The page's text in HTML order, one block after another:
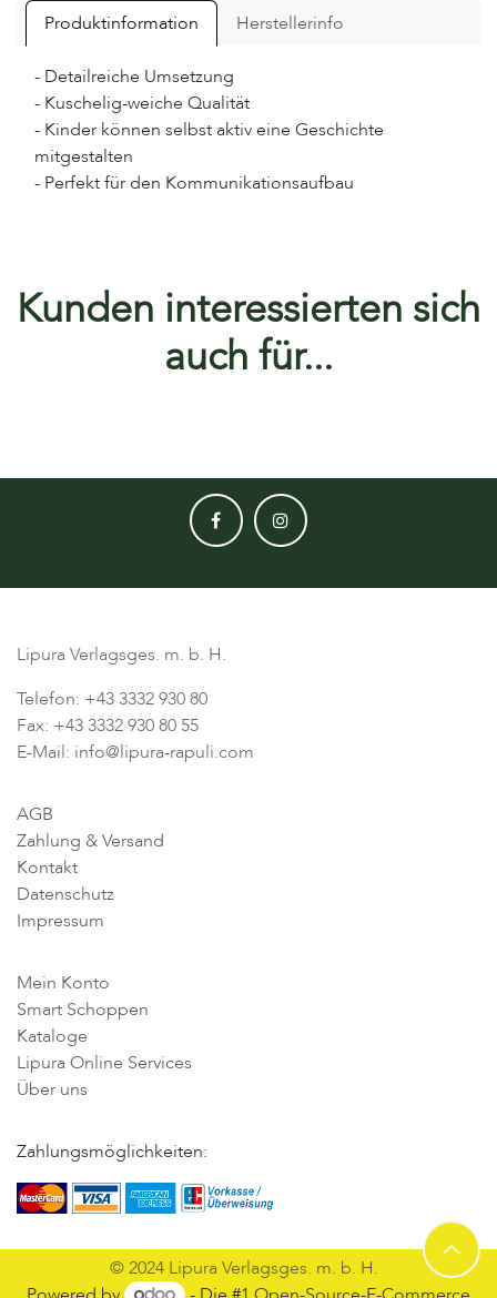
Produktinformation Herstellerinfo
- Detailreiche Umsetzung
- Kuschelig-weiche Qualität
- Kinder können selbst aktiv eine Geschichte
mitgestalten
- Perfekt für den Kommunikationsaufbau
Kunden interessierten sich
auch für...
Lipura Verlagsges. m. b. H.
Telefon: +43 3332 930 80
Fax: +43 3332 930 80 55
E-Mail: info@lipura-rapuli.com
AGB
Zahlung & Versand
Kontakt
Datenschutz
Impressum
Mein Konto
Smart Schoppen
Kataloge
Lipura Online Services
Über uns
Zahlungsmöglichkeiten:
© 2024 Lipura Verlagsges. m. b. H.